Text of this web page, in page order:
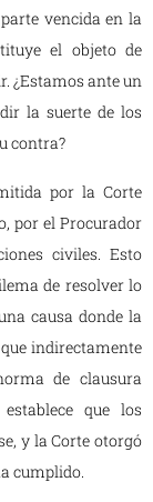
vencida en la
el objeto de
¿Estamos ante un
la suerte de los
contra?
por la Corte
por el Procurador
civiles. Esto
de resolver lo
causa donde la
indirectamente
de clausura
que los
y la Corte otorgó
cumplido.